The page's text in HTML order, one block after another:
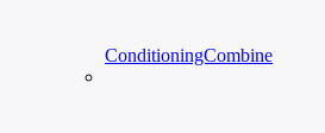
ConditioningCombine